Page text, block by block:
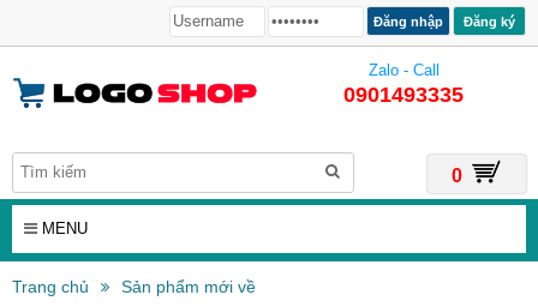
Đăng ký
Zalo - Call
0901493335
0
MENU
Trang chủ Sản phẩm mới về